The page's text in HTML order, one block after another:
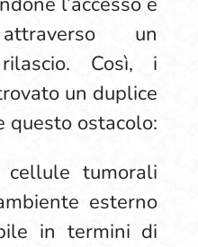
un
Così, i
un duplice
questo ostacolo:
cellule tumorali
esterno
in termini di